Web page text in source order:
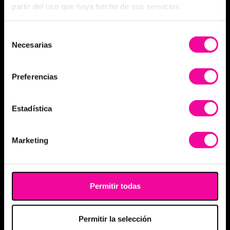
partir del uso que haya hecho de sus servicios.
Necesarias
Preferencias
Estadística
Marketing
Permitir todas
Permitir la selección